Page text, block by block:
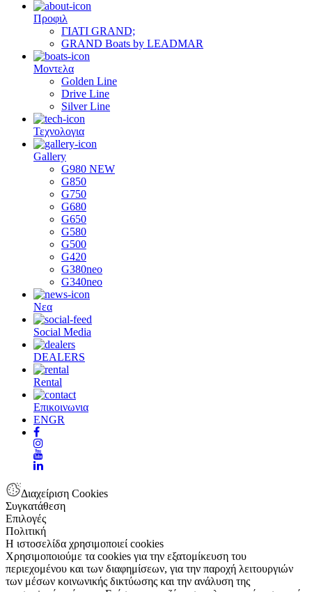
Προφιλ
ΓΙΑΤΙ GRAND;
GRAND Boats by LEADMAR
Μοντελα
Golden Line
Drive Line
Silver Line
Τεχνολογια
Gallery
G980 NEW
G850
G750
G680
G650
G580
G500
G420
G380neo
G340neo
Νεα
Social Media
DEALERS
Rental
Επικοινωνια
ENGR
Διαχείριση Cookies
Συγκατάθεση
Επιλογές
Πολιτική
Η ιστοσελίδα χρησιμοποιεί cookies
Χρησιμοποιούμε τα cookies για την εξατομίκευση του
περιεχομένου και των διαφημίσεων, για την παροχή λειτουργιών
των μέσων κοινωνικής δικτύωσης και την ανάλυση της